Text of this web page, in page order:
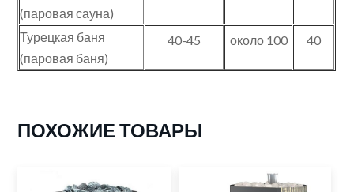
(паровая сауна)
Турецкая баня
(паровая баня)
40-45 около 100 40
ПОХОЖИЕ ТОВАРЫ